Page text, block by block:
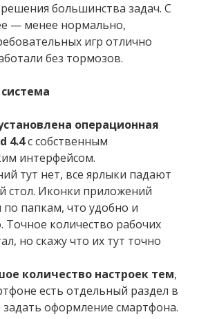
большинства задач. С
— менее нормально,
игр отлично
без тормозов.
операционная
4.4с собственным
интерфейсом.
тут нет, все ярлыки падают
стол. Иконки приложений
по папкам, что удобно и
Точное количество рабочих
но скажу что их тут точно
количество настроек тем,
есть отдельный раздел в
оформление смартфона.